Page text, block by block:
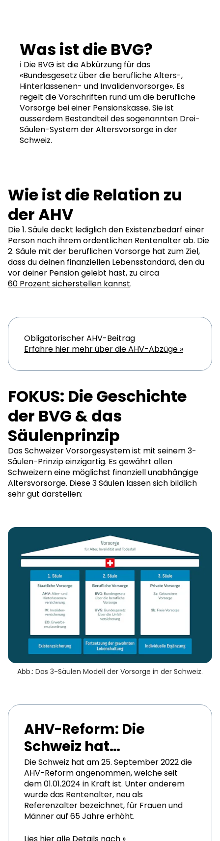
Was ist die BVG?
ℹ️ Die BVG ist die Abkürzung für das
«Bundesgesetz über die berufliche Alters-,
Hinterlassenen- und Invalidenvorsorge». Es
regelt die Vorschriften rund um die berufliche
Vorsorge bei einer Pensionskasse. Sie ist
ausserdem Bestandteil des sogenannten Drei-
Säulen-System der Altersvorsorge in der
Schweiz.
Wie ist die Relation zu
der AHV
Die 1. Säule deckt lediglich den Existenzbedarf einer
Person nach ihrem ordentlichen Rentenalter ab. Die
2. Säule mit der beruflichen Vorsorge hat zum Ziel,
dass du deinen finanziellen Lebensstandard, den du
vor deiner Pension gelebt hast, zu circa
60 Prozent sicherstellen kannst.
Obligatorischer AHV-Beitrag
Erfahre hier mehr über die AHV-Abzüge »
FOKUS: Die Geschichte
der BVG & das
Säulenprinzip
Das Schweizer Vorsorgesystem ist mit seinem 3-
Säulen-Prinzip einzigartig. Es gewährt allen
Schweizern eine möglichst finanziell unabhängige
Altersvorsorge. Diese 3 Säulen lassen sich bildlich
sehr gut darstellen:
Abb.: Das 3-Säulen Modell der Vorsorge in der Schweiz.
AHV-Reform: Die
Schweiz hat
abgestimmt
Die Schweiz hat am 25. September 2022 die
AHV-Reform angenommen, welche seit
dem 01.01.2024 in Kraft ist. Unter anderem
wurde das Rentenalter, neu als
Referenzalter bezeichnet, für Frauen und
Männer auf 65 Jahre erhöht.